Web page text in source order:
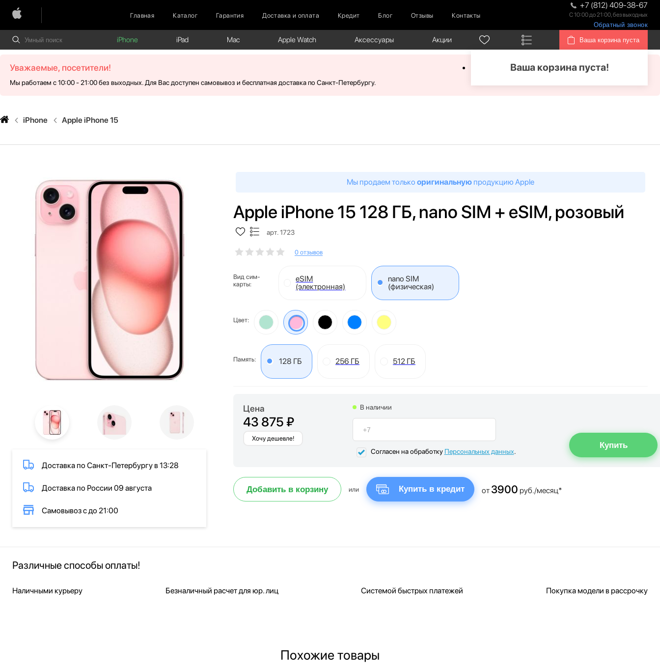
Главная Каталог Гарантия Доставка и оплата Кредит Блог Отзывы Контакты
+7 (812) 409-38-67
С 10:00 до 21:00, без выходных
Обратный звонок
iPhone iPad Mac Apple Watch Аксессуары Акции Ваша корзина пуста
Ваша корзина пуста!
Уважаемые, посетители!
Мы работаем с 10:00 - 21:00 без выходных. Для Вас доступен самовывоз и бесплатная доставка по Санкт-Петербургу.
iPhone Apple iPhone 15
Доставка по Санкт-Петербургу в 13:28
Доставка по России 09 августа
Самовывоз с до 21:00
Мы продаем только оригинальную продукцию Apple
Apple iPhone 15 128 ГБ, nano SIM + eSIM, розовый
арт. 1723
0 отзывов
Вид сим-
карты:
eSIM
(электронная)
nano SIM
(физическая)
Цвет:
Память: 128 ГБ 256 ГБ 512 ГБ
Цена
43 875 ₽
Хочу дешевле!
В наличии
Согласен на обработку Персональных данных.
Добавить в корзину или Купить в кредит от 3900 руб./месяц*
Различные способы оплаты!
Наличными курьеру Безналичный расчет для юр. лиц Системой быстрых платежей Покупка модели в рассрочку
Похожие товары